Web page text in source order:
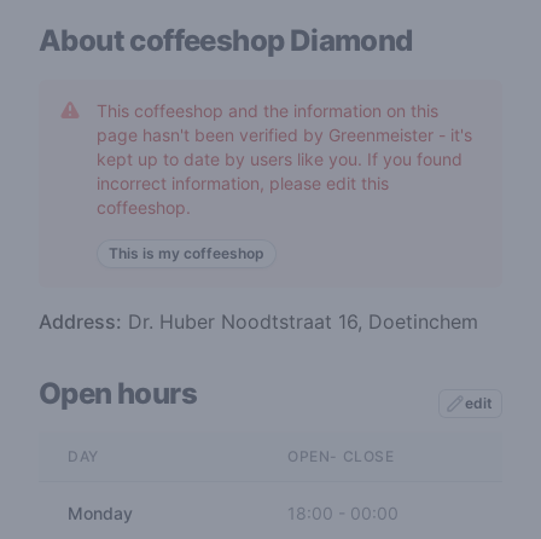
About coffeeshopDiamond
This coffeeshop and the information on this
page hasn't been verified by Greenmeister - it's
kept up to date by users like you. If you found
incorrect information, please edit this
coffeeshop.
This is my coffeeshop
Address: Dr. Huber Noodtstraat 16, Doetinchem
Open hours edit
DAY OPEN- CLOSE
Monday 18:00 - 00:00